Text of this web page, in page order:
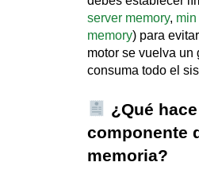
server memory,
memory) para
motor se vuelva un
consuma todo el
¿Qué
componente
memoria?